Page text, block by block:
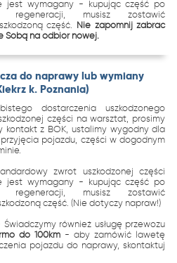
jest wymagany - kupując część po
regeneracji, musisz zostawić
część. Nie zapomnij zabrać
Sobą na odbiór nowej.
do naprawy lub wymiany
k. Poznania)
dostarczenia uszkodzonego
części na warsztat, prosimy
kontakt z BOK, ustalimy wygodny dla
pojazdu, części w dogodnym
zwrot uszkodzonej części
jest wymagany - kupując część po
regeneracji, musisz zostawić
część. (Nie dotyczy napraw!)
Świadczymy również usługę przewozu
do 100km - aby zamówić lawetę
pojazdu do naprawy, skontaktuj